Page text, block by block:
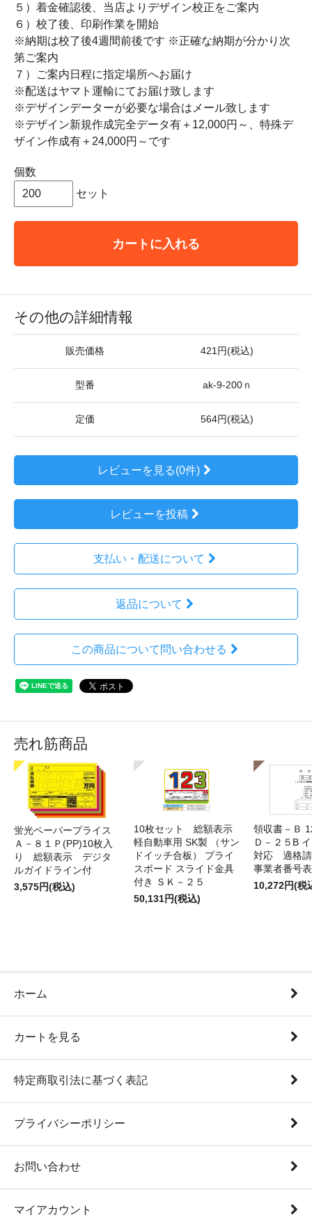
５）着金確認後、当店よりデザイン校正をご案内
６）校了後、印刷作業を開始
※納期は校了後4週間前後です ※正確な納期が分かり次
第ご案内
７）ご案内日程に指定場所へお届け
※配送はヤマト運輸にてお届け致します
※デザインデーターが必要な場合はメール致します
※デザイン新規作成完全データ有＋12,000円～、特殊デ
ザイン作成有＋24,000円～です
個数
セット
カートに入れる
その他の詳細情報
販売価格 421円(税込)
型番 ak-9-200ｎ
定価 564円(税込)
レビューを見る(0件)
レビューを投稿
支払い・配送について
返品について
この商品について問い合わせる
売れ筋商品
蛍光ペーパープライス
Ａ－８１Ｐ(PP)10枚入
り 総額表示 デジタ
ルガイドライン付
3,575円(税込)
10枚セット 総額表示
軽自動車用 SK製 （サン
ドイッチ合板） プライ
スボード スライド金具
付き ＳＫ－２５
50,131円(税込)
領収書－Ｂ
Ｄ－２５B
対応 適格請
事業者番号
10,272円(税
ホーム
カートを見る
特定商取引法に基づく表記
プライバシーポリシー
お問い合わせ
マイアカウント